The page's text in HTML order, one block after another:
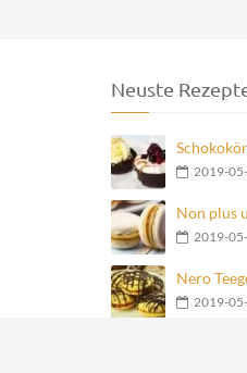
Neuste
2019-
Non plus
2019-
Nero
2019-